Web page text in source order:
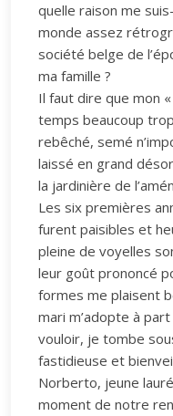
quelle raison me
monde assez
société belge de
ma famille ?
Il faut dire que mon
temps beaucoup
rebêché, semé
laissé en grand
la jardinière de
Les six premières
furent paisibles et
pleine de voyelles
leur goût prononcé
formes me plaisent
mari m’adopte à
vouloir, je tombe
fastidieuse et
Norberto, jeune
moment de notre